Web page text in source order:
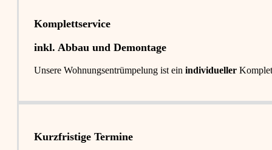
Komplettservice​
inkl. Abbau und Demontage​
Unsere Wohnungsentrümpelung ist ein individueller
Kurzfristige Termine​